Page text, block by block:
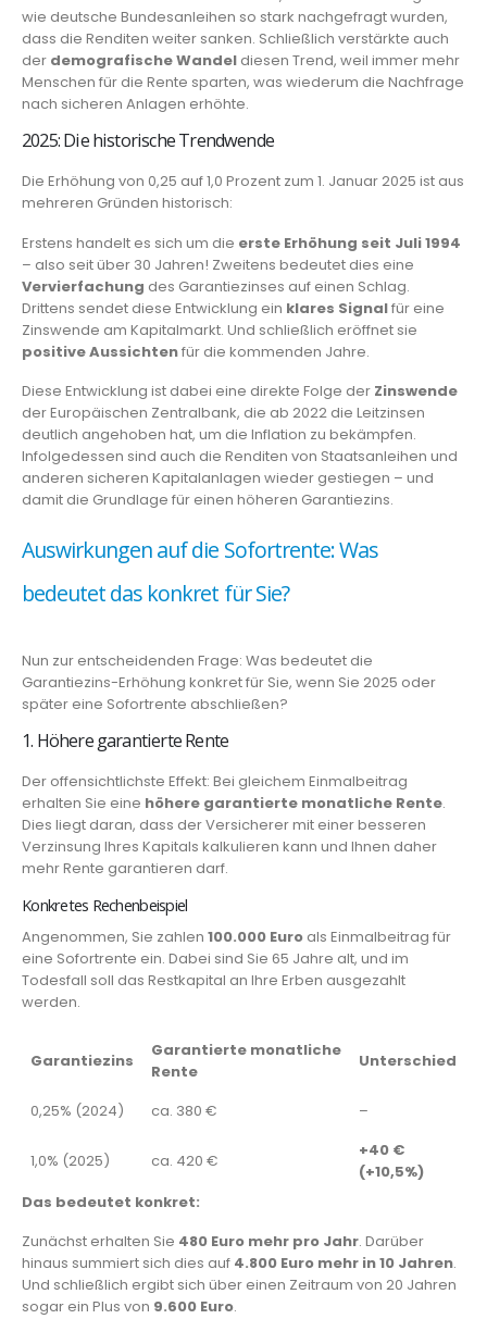
wie deutsche Bundesanleihen so stark nachgefragt wurden,
dass die Renditen weiter sanken. Schließlich verstärkte auch
der demografische Wandel diesen Trend, weil immer mehr
Menschen für die Rente sparten, was wiederum die Nachfrage
nach sicheren Anlagen erhöhte.
2025: Die historische Trendwende
Die Erhöhung von 0,25 auf 1,0 Prozent zum 1. Januar 2025 ist aus
mehreren Gründen historisch:
Erstens handelt es sich um die erste Erhöhung seit Juli 1994
– also seit über 30 Jahren! Zweitens bedeutet dies eine
Vervierfachung des Garantiezinses auf einen Schlag.
Drittens sendet diese Entwicklung ein klares Signalfür eine
Zinswende am Kapitalmarkt. Und schließlich eröffnet sie
positive Aussichtenfür die kommenden Jahre.
Diese Entwicklung ist dabei eine direkte Folge der Zinswende
der Europäischen Zentralbank, die ab 2022 die Leitzinsen
deutlich angehoben hat, um die Inflation zu bekämpfen.
Infolgedessen sind auch die Renditen von Staatsanleihen und
anderen sicheren Kapitalanlagen wieder gestiegen – und
damit die Grundlage für einen höheren Garantiezins.
Auswirkungen auf die Sofortrente: Was
bedeutet das konkret für Sie?
Nun zur entscheidenden Frage: Was bedeutet die
Garantiezins-Erhöhung konkret für Sie, wenn Sie 2025 oder
später eine Sofortrente abschließen?
1. Höhere garantierte Rente
Der offensichtlichste Effekt: Bei gleichem Einmalbeitrag
erhalten Sie eine höhere garantierte monatliche Rente.
Dies liegt daran, dass der Versicherer mit einer besseren
Verzinsung Ihres Kapitals kalkulieren kann und Ihnen daher
mehr Rente garantieren darf.
Konkretes Rechenbeispiel
Angenommen, Sie zahlen 100.000 Euro als Einmalbeitrag für
eine Sofortrente ein. Dabei sind Sie 65 Jahre alt, und im
Todesfall soll das Restkapital an Ihre Erben ausgezahlt
werden.
Garantiezins
Garantierte monatliche
Rente
Unterschied
0,25% (2024) ca. 380 € –
1,0% (2025) ca. 420 €
+40 €
(+10,5%)
Das bedeutet konkret:
Zunächst erhalten Sie 480 Euro mehr pro Jahr. Darüber
hinaus summiert sich dies auf 4.800 Euro mehr in 10 Jahren.
Und schließlich ergibt sich über einen Zeitraum von 20 Jahren
sogar ein Plus von 9.600 Euro.